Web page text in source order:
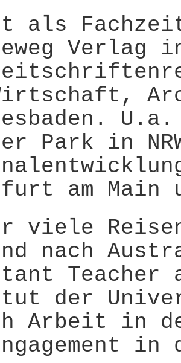
als
Verlag
Park in
am
viele
nach
Teacher
der
Arbeit in